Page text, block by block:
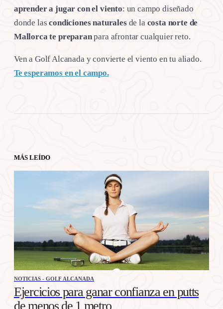
aprender a jugar con el viento: un campo diseñado
donde lascondiciones naturalesde la costa norte de
Mallorca te preparanpara afrontar cualquier reto.
Ven a Golf Alcanada y convierte el viento en tu aliado.
Te esperamos en el campo.
MÁS LEÍDO
NOTICIAS - GOLF ALCANADA
Ejercicios para ganar confianza en putts
de menos de 1 metro